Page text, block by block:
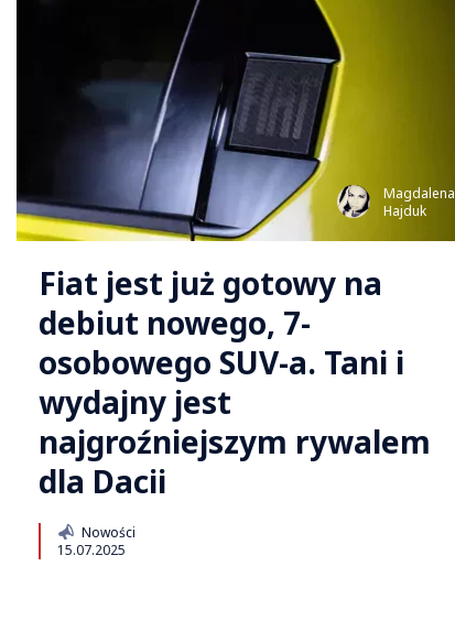
Magdalena
Hajduk
Fiat jest już gotowy na
debiut nowego, 7-
osobowego SUV-a. Tani i
wydajny jest
najgroźniejszym rywalem
dla Dacii
Nowości
15.07.2025